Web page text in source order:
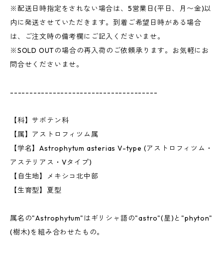
※配送日時指定をされない場合は、5営業日(平日、月〜金)以
内に発送させていただきます。到着ご希望日時がある場合
は、ご注文時の備考欄にご記入くださいませ。
※SOLD OUTの場合の再入荷のご依頼承ります。お気軽にお
問合せくださいませ。
--------------------------------------
【科】サボテン科
【属】アストロフィツム属
【学名】Astrophytum asterias V-type (アストロフィツム・
アステリアス・Vタイプ)
【自生地】メキシコ北中部
【生育型】夏型
属名の"Astrophytum"はギリシャ語の"astro"(星)と"phyton"
(樹木)を組み合わせたもの。